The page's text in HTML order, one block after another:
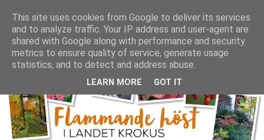
This site uses cookies from Google to deliver its services
and to analyze traffic. Your IP address and user-agent are
shared with Google along with performance and security
metrics to ensure quality of service, generate usage
statistics, and to detect and address abuse.
LEARN MORE GOT IT